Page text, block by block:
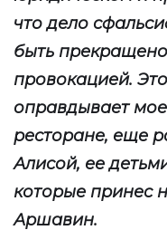
что дело
быть
провокацией.
оправдывает
ресторане, еще
Алисой, ее
которые принес
Аршавин.